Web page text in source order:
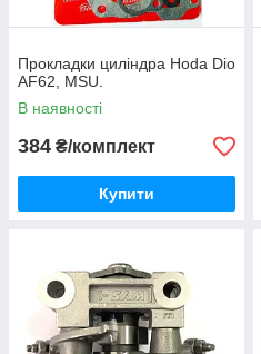
Прокладки циліндра Hoda Dio
AF62, MSU.
В наявності
384 ₴/комплект
Купити